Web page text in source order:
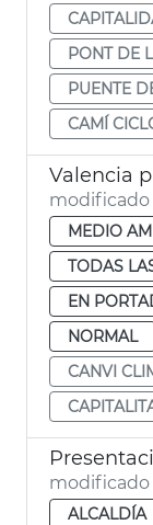
PONT DE
PUENTE
CAMÍ
Valencia
modificado
MEDIO
TODAS
EN
NORMAL
CANVI
modificado
ALCALDÍA